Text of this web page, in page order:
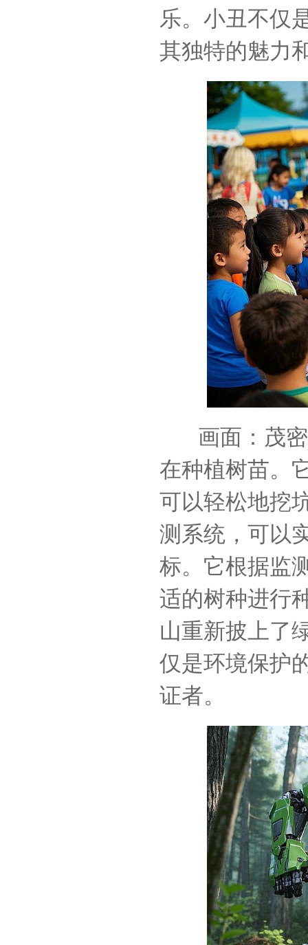
乐。小丑不仅
其独特的魅力
画面：茂密
在种植树苗。
可以轻松地挖
测系统，可以
标。它根据监
适的树种进行
山重新披上了
仅是环境保护
证者。